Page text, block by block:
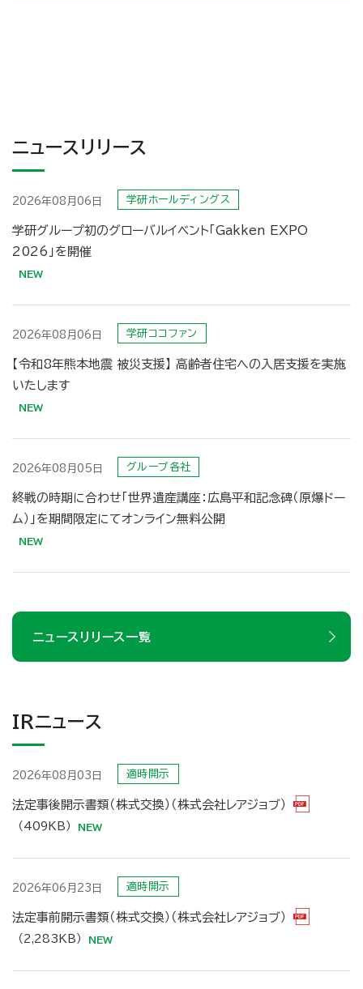
ニュースリリース
2026年08月06日 学研ホールディングス
学研グループ初のグローバルイベント「Gakken EXPO
2026」を開催
2026年08月06日 学研ココファン
【令和8年熊本地震 被災支援】 高齢者住宅への入居支援を実施
2026年08月05日 グループ各社
終戦の時期に合わせ「世界遺産講座：広島平和記念碑（原爆ドー
ム）」を期間限定にてオンライン無料公開
ニュースリリース一覧
IRニュース
2026年08月03日 適時開示
法定事後開示書類（株式交換）（株式会社レアジョブ）
（409KB）
2026年06月23日 適時開示
法定事前開示書類（株式交換）（株式会社レアジョブ）
（2,283KB）